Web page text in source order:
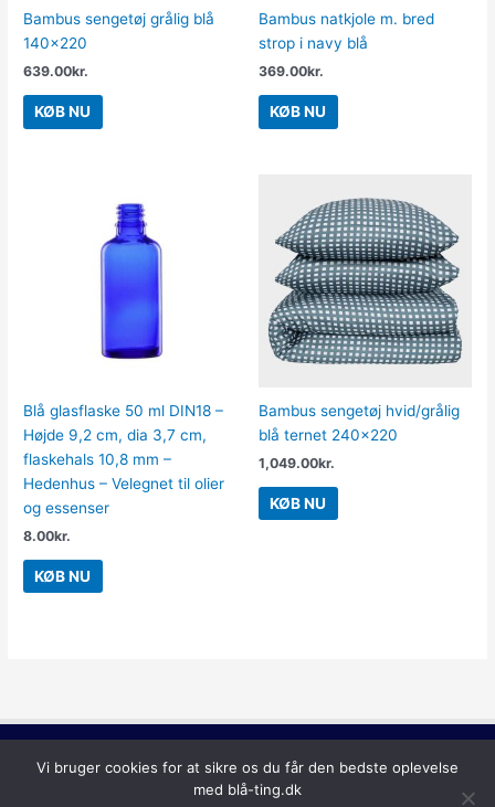
Bambus sengetøj grålig blå
140×220
639.00kr.
KØB NU
Bambus natkjole m. bred
strop i navy blå
369.00kr.
KØB NU
Blå glasflaske 50 ml DIN18 –
Højde 9,2 cm, dia 3,7 cm,
flaskehals 10,8 mm –
Hedenhus – Velegnet til olier
og essenser
8.00kr.
KØB NU
Bambus sengetøj hvid/grålig
blå ternet 240×220
1,049.00kr.
KØB NU
Copyright © 2026 Blå Ting
Vi bruger cookies for at sikre os du får den bedste oplevelse
med blå-ting.dk